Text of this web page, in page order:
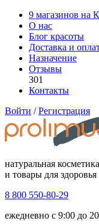
9 магазинов на
О нас
Блог красоты
Доставка и
Назначение
Отзывы
301
Контакты
Войти / Регистрация
натуральная косметика
и товары для здоровья
8 800 550-80-29
ежедневно с 9:00 до